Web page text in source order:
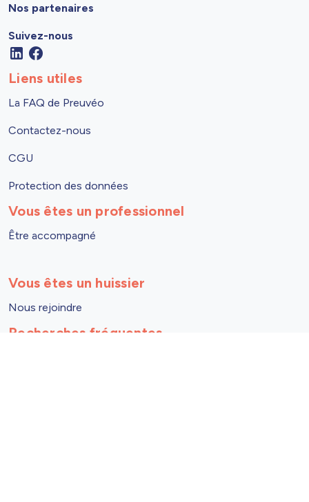
Nos partenaires
Suivez-nous
Liens utiles
La FAQ de Preuvéo
Contactez-nous
CGU
Protection des données
Vous êtes un professionnel
Être accompagné
Vous êtes un huissier
Nous rejoindre
Recherches fréquentes